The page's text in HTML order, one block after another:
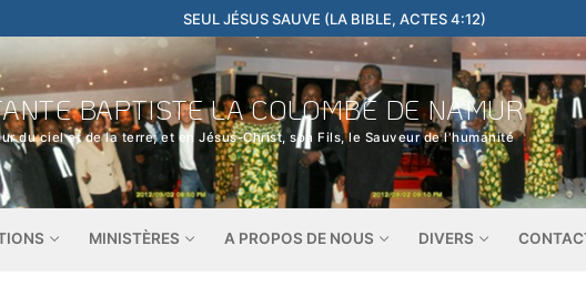
SEUL JÉSUS SAUVE (LA BIBLE, ACTES 4:12)
BAPTISTE LA COLOMBE DE NAMUR
du ciel et de la terre; et en Jésus-Christ, son Fils, le Sauveur de l'humanité
MINISTÈRES A PROPOS DE NOUS DIVERS